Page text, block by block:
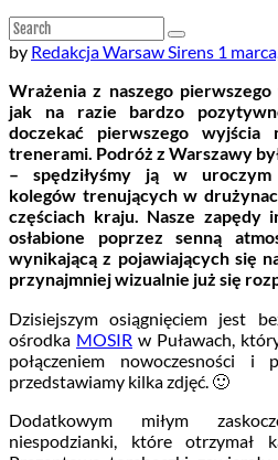
by Redakcja Warsaw Sirens 1
Wrażenia z naszego
jak na razie bardzo
doczekać pierwszego
trenerami. Podróż z Warszawy
– spędziłyśmy ją w
kolegów trenujących w
częściach kraju. Nasze zapędy
osłabione poprzez senną
wynikającą z pojawiających się
przynajmniej wizualnie już się
Dzisiejszym osiągnięciem jest
ośrodka MOSIR w Puławach,
połączeniem nowoczesności i
przedstawiamy kilka zdjęć. 🙂
Dodatkowym miłym
niespodzianki, które otrzymał